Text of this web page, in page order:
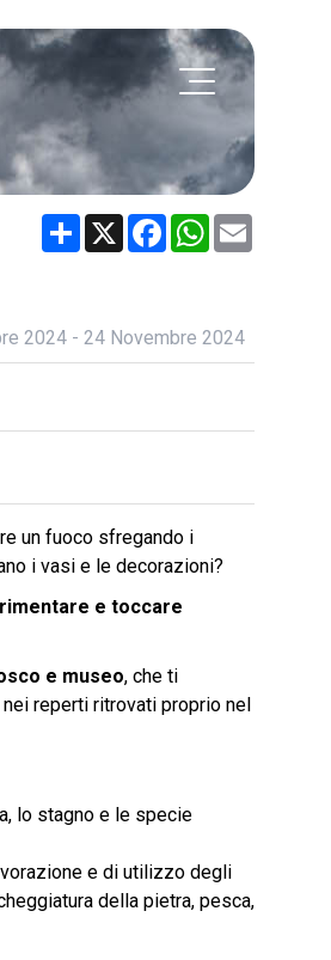
Share X FacebookWhatsApp
2024 - 24 Novembre 2024
un fuoco sfregando i
i vasi e le decorazioni?
e toccare
e museo, che ti
reperti ritrovati proprio nel
lo stagno e le specie
e di utilizzo degli
della pietra, pesca,